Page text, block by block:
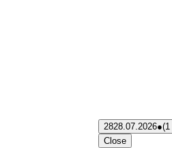
2828.07.2026●(1
Close